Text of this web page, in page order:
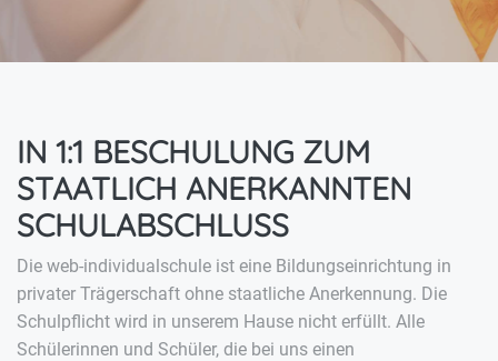
IN 1:1 BESCHULUNG ZUM
STAATLICH ANERKANNTEN
SCHULABSCHLUSS
Die web-individualschule ist eine Bildungseinrichtung in
privater Trägerschaft ohne staatliche Anerkennung. Die
Schulpflicht wird in unserem Hause nicht erfüllt. Alle
Schülerinnen und Schüler, die bei uns einen